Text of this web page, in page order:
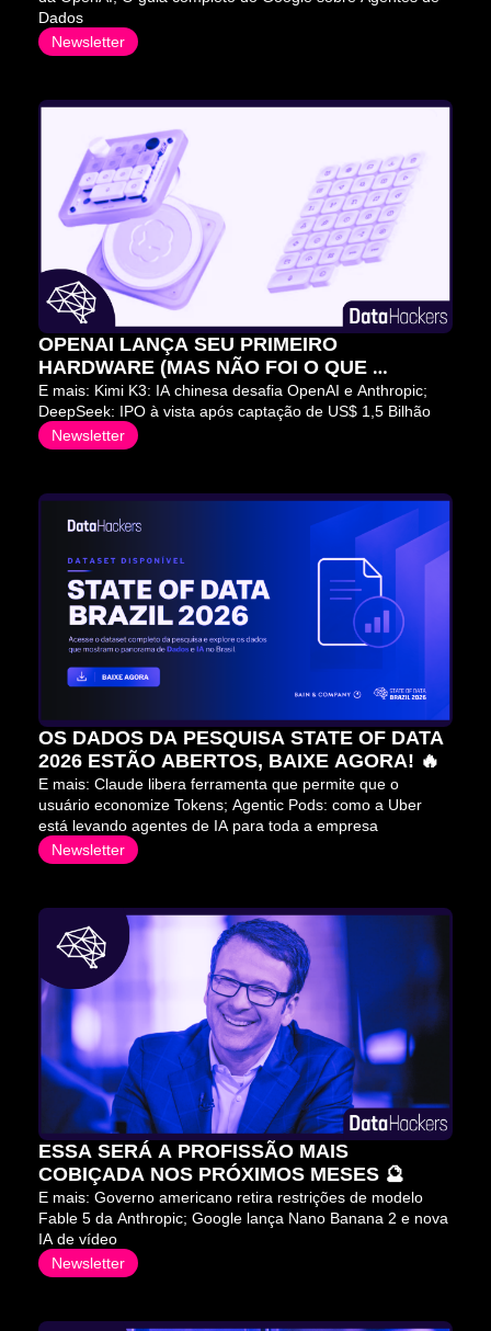
Dados
Newsletter
OPENAI LANÇA SEU PRIMEIRO
HARDWARE (MAS NÃO FOI O QUE
QUERÍAMOS) 😬
E mais: Kimi K3: IA chinesa desafia OpenAI e Anthropic;
DeepSeek: IPO à vista após captação de US$ 1,5 Bilhão
Newsletter
OS DADOS DA PESQUISA STATE OF DATA
2026 ESTÃO ABERTOS, BAIXE AGORA! 🔥
E mais: Claude libera ferramenta que permite que o
usuário economize Tokens; Agentic Pods: como a Uber
está levando agentes de IA para toda a empresa
Newsletter
ESSA SERÁ A PROFISSÃO MAIS
COBIÇADA NOS PRÓXIMOS MESES 🔮
E mais: Governo americano retira restrições de modelo
Fable 5 da Anthropic; Google lança Nano Banana 2 e nova
IA de vídeo
Newsletter